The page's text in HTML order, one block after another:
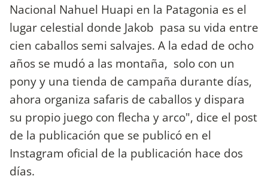
Nacional Nahuel Huapi en la Patagonia es el
lugar celestial donde Jakob pasa su vida entre
cien caballos semi salvajes. A la edad de ocho
años se mudó a las montaña, solo con un
pony y una tienda de campaña durante días,
ahora organiza safaris de caballos y dispara
su propio juego con flecha y arco", dice el post
de la publicación que se publicó en el
Instagram oficial de la publicación hace dos
días.